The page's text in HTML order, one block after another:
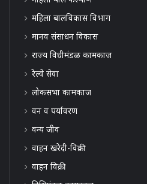
महिला बालविकास विभाग
मानव संसाधन विकास
राज्य विधीमंडळ कामकाज
रेल्वे सेवा
लोकसभा कामकाज
वन व पर्यावरण
वन्य जीव
वाहन खरेदी-विक्री
वाहन विक्री